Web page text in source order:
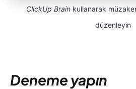
ClickUp Brain kullanarak
düzenleyin
Deneme yapın